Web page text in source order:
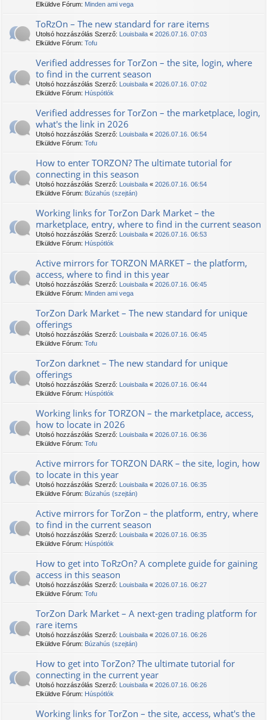
Elküldve Fórum: Minden ami vega
TоRzOn – The new standard for rare items
Utolsó hozzászólás Szerző: Louisbaila « 2026.07.16. 07:03
Elküldve Fórum: Tofu
Verified addresses for TorZon – the site, login, where
to find in the current season
Utolsó hozzászólás Szerző: Louisbaila « 2026.07.16. 07:02
Elküldve Fórum: Húspótlók
Verified addresses for TorZon – the marketplace, login,
what's the link in 2026
Utolsó hozzászólás Szerző: Louisbaila « 2026.07.16. 06:54
Elküldve Fórum: Tofu
How to enter ТОRZON? The ultimate tutorial for
connecting in this season
Utolsó hozzászólás Szerző: Louisbaila « 2026.07.16. 06:54
Elküldve Fórum: Búzahús (szejtán)
Working links for TorZon Dark Market – the
marketplace, entry, where to find in the current season
Utolsó hozzászólás Szerző: Louisbaila « 2026.07.16. 06:53
Elküldve Fórum: Húspótlók
Active mirrors for TORZON MARKET – the platform,
access, where to find in this year
Utolsó hozzászólás Szerző: Louisbaila « 2026.07.16. 06:45
Elküldve Fórum: Minden ami vega
TorZon Dark Market – The new standard for unique
offerings
Utolsó hozzászólás Szerző: Louisbaila « 2026.07.16. 06:45
Elküldve Fórum: Tofu
TorZon darknet – The new standard for unique
offerings
Utolsó hozzászólás Szerző: Louisbaila « 2026.07.16. 06:44
Elküldve Fórum: Húspótlók
Working links for ТОRZON – the marketplace, access,
how to locate in 2026
Utolsó hozzászólás Szerző: Louisbaila « 2026.07.16. 06:36
Elküldve Fórum: Tofu
Active mirrors for TORZON DARK – the site, login, how
to locate in this year
Utolsó hozzászólás Szerző: Louisbaila « 2026.07.16. 06:35
Elküldve Fórum: Búzahús (szejtán)
Active mirrors for TorZon – the platform, entry, where
to find in the current season
Utolsó hozzászólás Szerző: Louisbaila « 2026.07.16. 06:35
Elküldve Fórum: Húspótlók
How to get into TоRzOn? A complete guide for gaining
access in this season
Utolsó hozzászólás Szerző: Louisbaila « 2026.07.16. 06:27
Elküldve Fórum: Tofu
TorZon Dark Market – A next-gen trading platform for
rare items
Utolsó hozzászólás Szerző: Louisbaila « 2026.07.16. 06:26
Elküldve Fórum: Búzahús (szejtán)
How to get into TorZon? The ultimate tutorial for
connecting in the current year
Utolsó hozzászólás Szerző: Louisbaila « 2026.07.16. 06:26
Elküldve Fórum: Húspótlók
Working links for TorZon – the site, access, what's the